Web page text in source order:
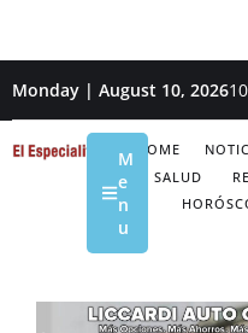
Monday | August 10, 2026
HOME
SALUD
M
e
n
u